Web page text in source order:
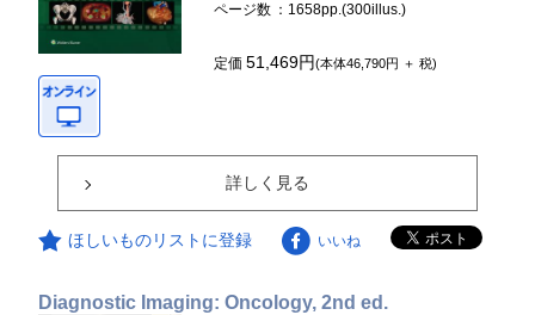
ページ数 ：1658pp.(300illus.)
定価51,469円(本体46,790円 ＋ 税)
詳しく見る
ほしいものリストに登録 いいね
Diagnostic Imaging: Oncology, 2nd ed.